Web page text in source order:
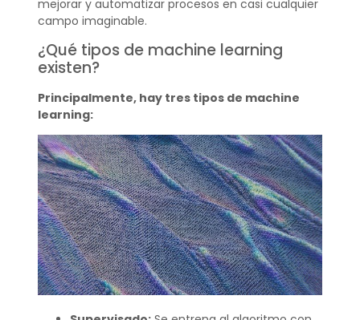
mejorar y automatizar procesos en casi cualquier
campo imaginable.
¿Qué tipos de machine learning
existen?
Principalmente, hay tres tipos de machine
learning: